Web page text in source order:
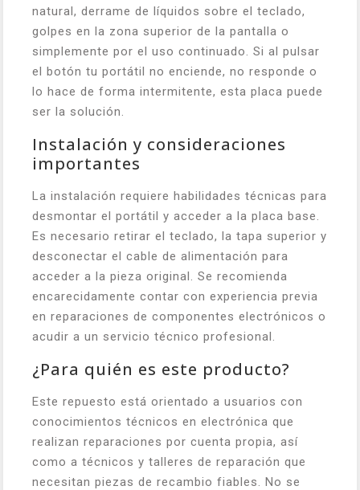
natural, derrame de líquidos sobre el teclado,
golpes en la zona superior de la pantalla o
simplemente por el uso continuado. Si al pulsar
el botón tu portátil no enciende, no responde o
lo hace de forma intermitente, esta placa puede
ser la solución.
Instalación y consideraciones
importantes
La instalación requiere habilidades técnicas para
desmontar el portátil y acceder a la placa base.
Es necesario retirar el teclado, la tapa superior y
desconectar el cable de alimentación para
acceder a la pieza original. Se recomienda
encarecidamente contar con experiencia previa
en reparaciones de componentes electrónicos o
acudir a un servicio técnico profesional.
¿Para quién es este producto?
Este repuesto está orientado a usuarios con
conocimientos técnicos en electrónica que
realizan reparaciones por cuenta propia, así
como a técnicos y talleres de reparación que
necesitan piezas de recambio fiables. No se